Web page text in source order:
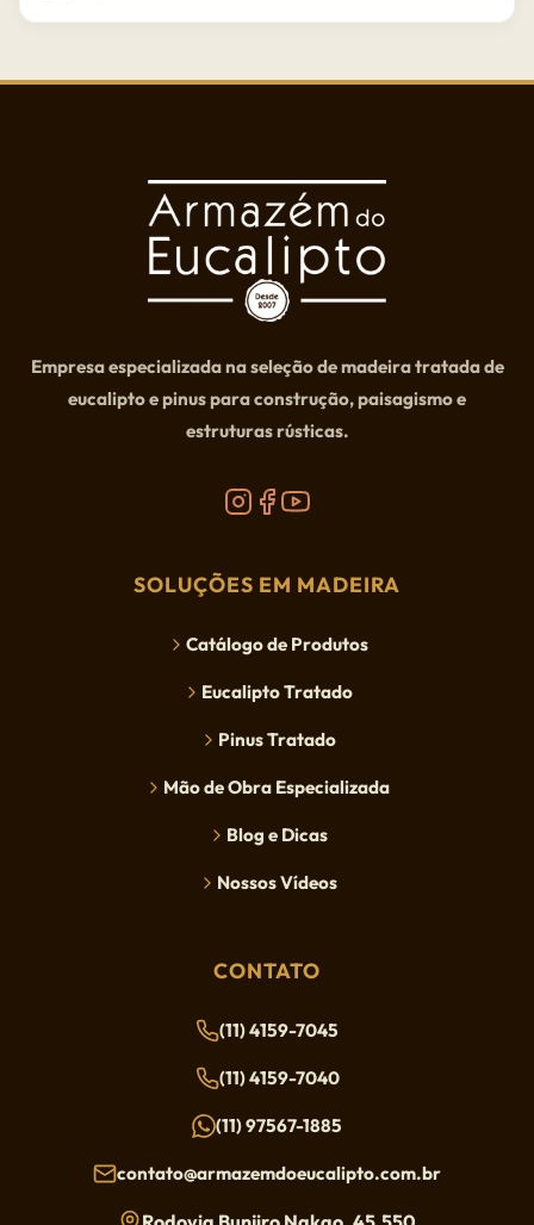
Empresa especializada na seleção de madeira tratada de
eucalipto e pinus para construção, paisagismo e
estruturas rústicas.
SOLUÇÕES EM MADEIRA
Catálogo de Produtos
Eucalipto Tratado
Pinus Tratado
Mão de Obra Especializada
Blog e Dicas
Nossos Vídeos
CONTATO
(11) 4159-7045
(11) 4159-7040
(11) 97567-1885
contato@armazemdoeucalipto.com.br